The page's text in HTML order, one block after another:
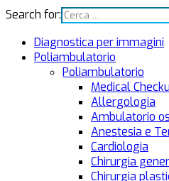
Search for:
Diagnostica per immagini
Poliambulatorio
Poliambulatorio
Medical
Allergologia
Ambulatorio
Anestesia e
Cardiologia
Chirurgia
Chirurgia